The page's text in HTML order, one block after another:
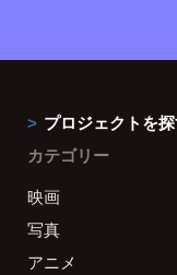
プロジェクトを
カテゴリー
映画
写真
アニメ